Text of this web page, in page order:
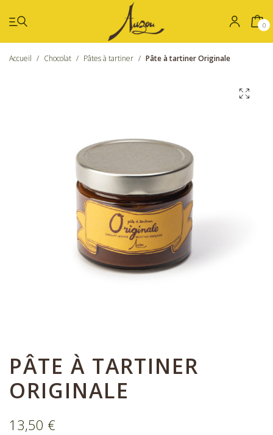
0
Accueil / Chocolat / Pâtes à tartiner / Pâte à tartiner Originale
PÂTE À TARTINER
ORIGINALE
13,50 €
Nos bonbons de chocolat